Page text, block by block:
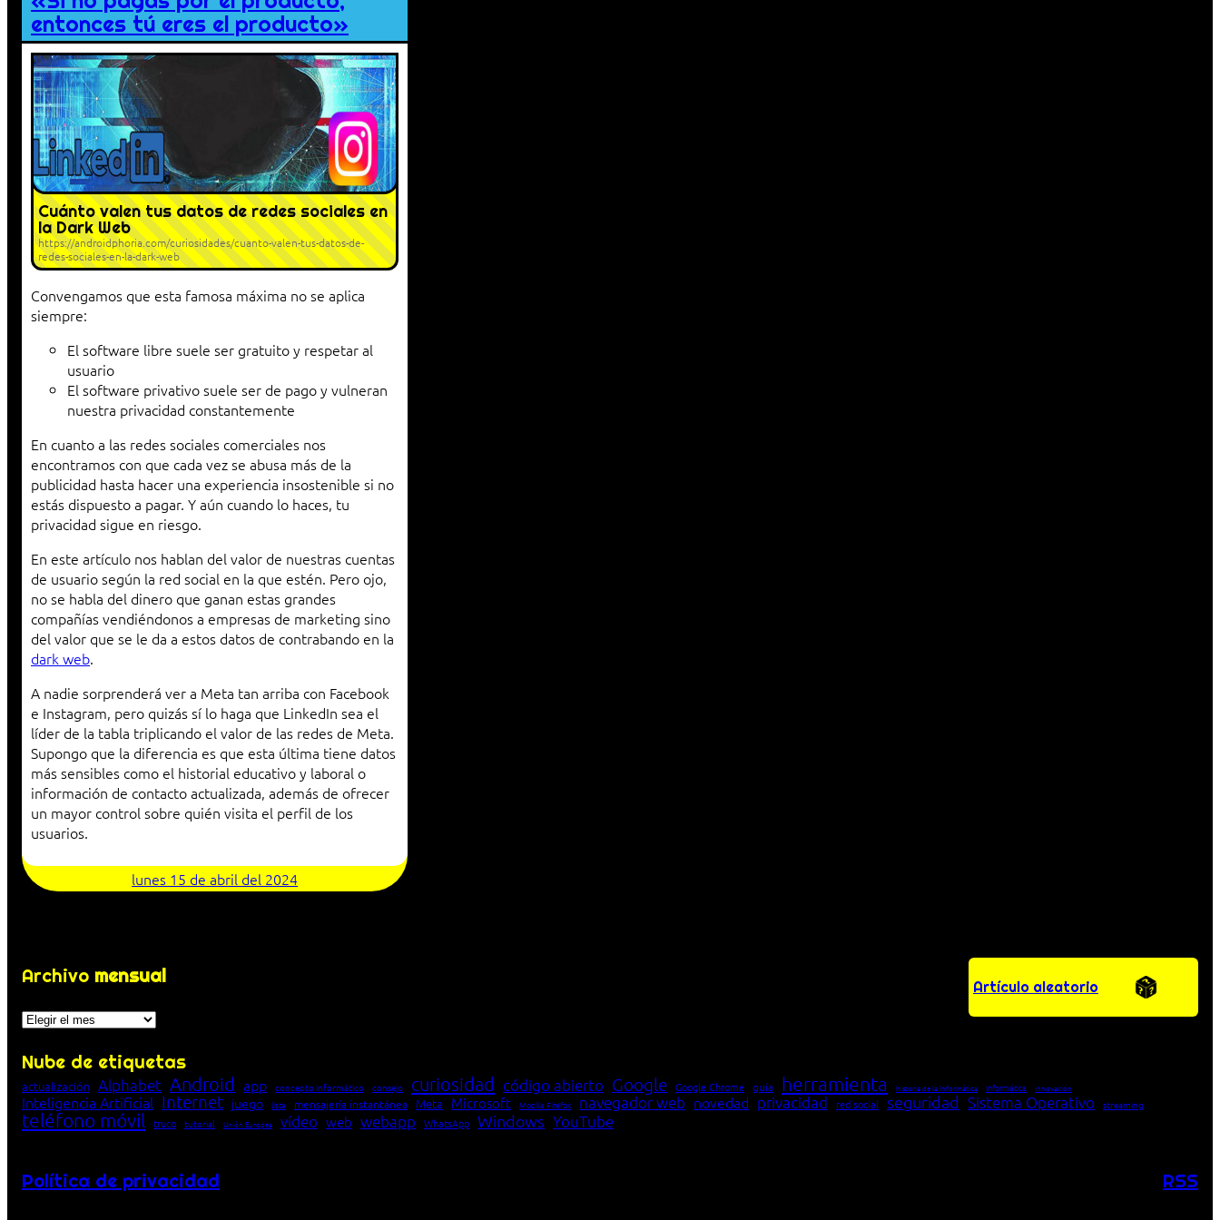
entonces tú eres el producto»
Cuánto valen tus datos de redes sociales en
la Dark Web
https://androidphoria.com/curiosidades/cuanto-valen-tus-datos-de-
redes-sociales-en-la-dark-web
Convengamos que esta famosa máxima no se aplica
siempre:
El software libre suele ser gratuito y respetar al
usuario
El software privativo suele ser de pago y vulneran
nuestra privacidad constantemente
En cuanto a las redes sociales comerciales nos
encontramos con que cada vez se abusa más de la
publicidad hasta hacer una experiencia insostenible si no
estás dispuesto a pagar. Y aún cuando lo haces, tu
privacidad sigue en riesgo.
En este artículo nos hablan del valor de nuestras cuentas
de usuario según la red social en la que estén. Pero ojo,
no se habla del dinero que ganan estas grandes
compañías vendiéndonos a empresas de marketing sino
del valor que se le da a estos datos de contrabando en la
dark web.
A nadie sorprenderá ver a Meta tan arriba con Facebook
e Instagram, pero quizás sí lo haga que LinkedIn sea el
líder de la tabla triplicando el valor de las redes de Meta.
Supongo que la diferencia es que esta última tiene datos
más sensibles como el historial educativo y laboral o
información de contacto actualizada, además de ofrecer
un mayor control sobre quién visita el perfil de los
usuarios.
lunes 15 de abril del 2024
Archivo mensual
Archivos
Artículo aleatorio
Nube de etiquetas
actualización Alphabet Android app concepto informático consejo curiosidad código abierto Google Google Chrome guía herramienta historia de la Informática Informática innovación
Inteligencia Artificial Internet juego lista mensajería instantánea Meta Microsoft Mozilla Firefox navegador web novedad privacidad red social seguridad Sistema Operativo streaming
teléfono móvil truco tutorial Unión Europea vídeo web webapp WhatsApp Windows YouTube
Política de privacidad RSS